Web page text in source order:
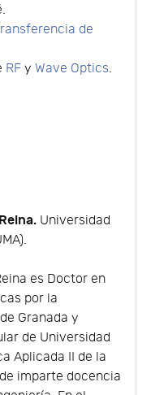
de
RF y Wave Optics.
Universidad
es Doctor en
por la
Granada y
de Universidad
Aplicada II de la
imparte docencia